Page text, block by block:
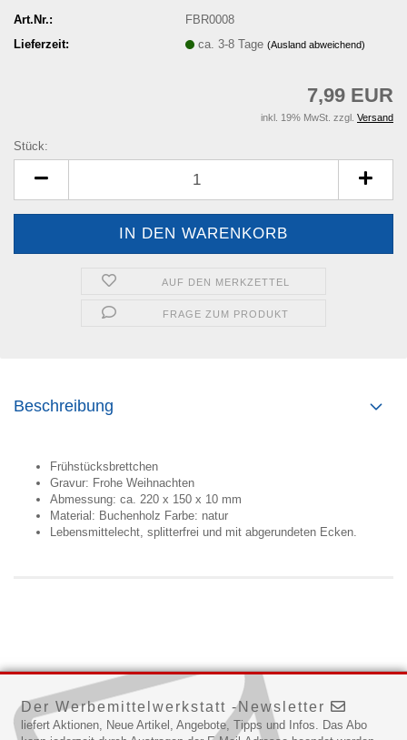
Art.Nr.:
FBR0008
Lieferzeit:
ca. 3-8 Tage(Ausland abweichend)
7,99 EUR
inkl. 19% MwSt. zzgl. Versand
Stück:
AUF DEN MERKZETTEL
FRAGE ZUM PRODUKT
Beschreibung
Frühstücksbrettchen
Gravur: Frohe Weihnachten
Abmessung: ca. 220 x 150 x 10 mm
Material: Buchenholz Farbe: natur
Lebensmittelecht, splitterfrei und mit abgerundeten Ecken.
Der Werbemittelwerkstatt -Newsletter
liefert Aktionen, Neue Artikel, Angebote, Tipps und Infos. Das Abo